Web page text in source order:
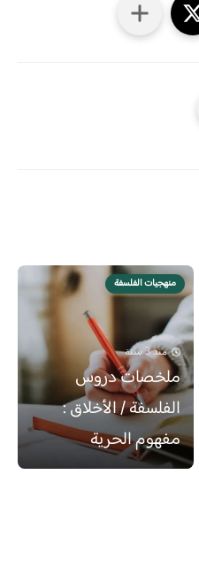
منهجيات الفلسفة
منذ 3 سنة
ملخصات دروس
الفلسفة / الأخلاق :
مفهوم الحرية